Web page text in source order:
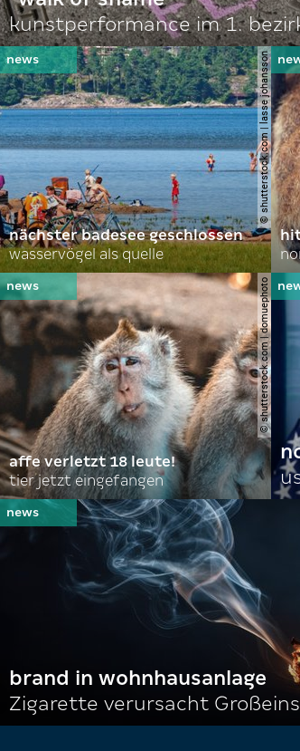
kunstperformance im 1.
© shutterstock.com | lasse johansson
nächster badesee geschlossen
wasservögel als quelle
© shutterstock.com | domuephoto
affe verletzt 18 leute!
tier jetzt eingefangen
brand in wohnhausanlage
Zigarette verursacht